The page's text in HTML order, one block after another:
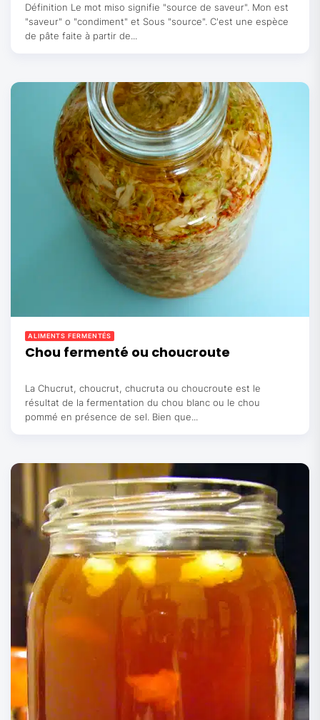
Définition Le mot miso signifie "source de saveur". Mon est
"saveur" o "condiment" et Sous "source". C'est une espèce
de pâte faite à partir de...
ALIMENTS FERMENTÉS
Chou fermenté ou choucroute
La Chucrut, choucrut, chucruta ou choucroute est le
résultat de la fermentation du chou blanc ou le chou
pommé en présence de sel. Bien que...